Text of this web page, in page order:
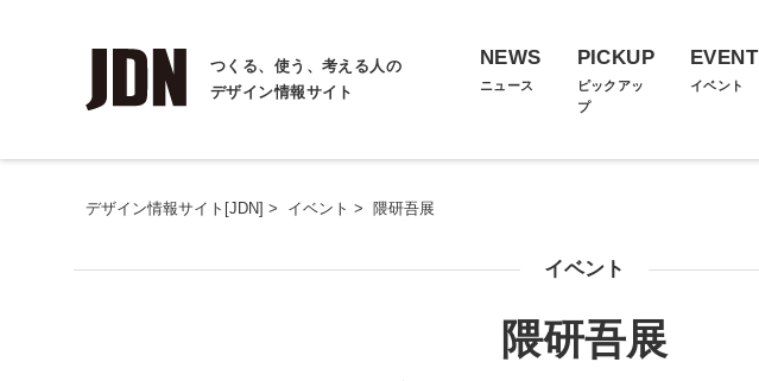
つくる、使う、考える人の
デザイン情報サイト
NEWS
ニュース
PICKUP
ピックアッ
プ
EVENT
イベント
デザイン情報サイト[JDN] > イベント > 隈研吾展
イベント
隈研吾展